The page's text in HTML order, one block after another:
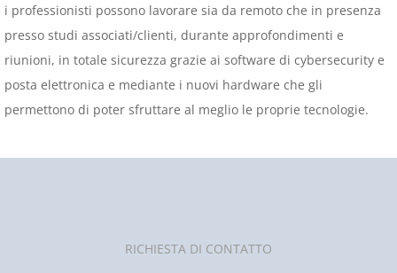
i professionisti possono lavorare sia da remoto che in presenza
presso studi associati/clienti, durante approfondimenti e
riunioni, in totale sicurezza grazie ai software di cybersecurity e
posta elettronica e mediante i nuovi hardware che gli
permettono di poter sfruttare al meglio le proprie tecnologie.
RICHIESTA DI CONTATTO